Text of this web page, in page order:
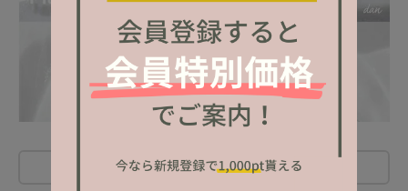
レビューを書く